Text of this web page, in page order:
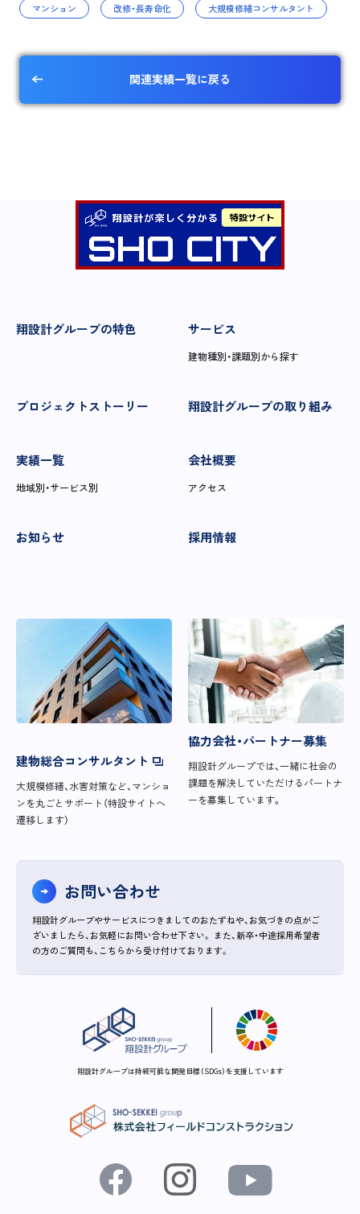
マンション 改修・長寿命化 大規模修繕コンサルタント
関連実績一覧に戻る
翔設計グループの特色 サービス
建物種別・課題別から探す
プロジェクトストーリー 翔設計グループの取り組み
実績一覧
地域別・サービス別
会社概要
アクセス
お知らせ 採用情報
建物総合コンサルタント
大規模修繕、水害対策など、マンショ
ンを丸ごとサポート（特設サイトへ
遷移します）
協力会社・パートナー募集
翔設計グループでは、一緒に社会の
課題を解決していただけるパートナ
ーを募集しています。
お問い合わせ
翔設計グループやサービスにつきましてのおたずねや、お気づきの点がご
ざいましたら、お気軽にお問い合わせ下さい。 また、新卒・中途採用希望者
の方のご質問も、こちらから受け付けております。
翔設計グループは持続可能な開発目標（SDGs）を支援しています